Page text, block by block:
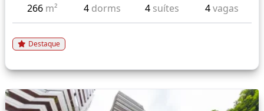
266 m² 4 dorms 4 suítes 4vagas
Destaque